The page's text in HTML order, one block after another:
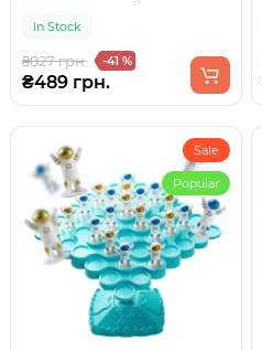
(AS356-24)
In Stock
₴827 грн. -41 %
₴489 грн.
Sale
Popular